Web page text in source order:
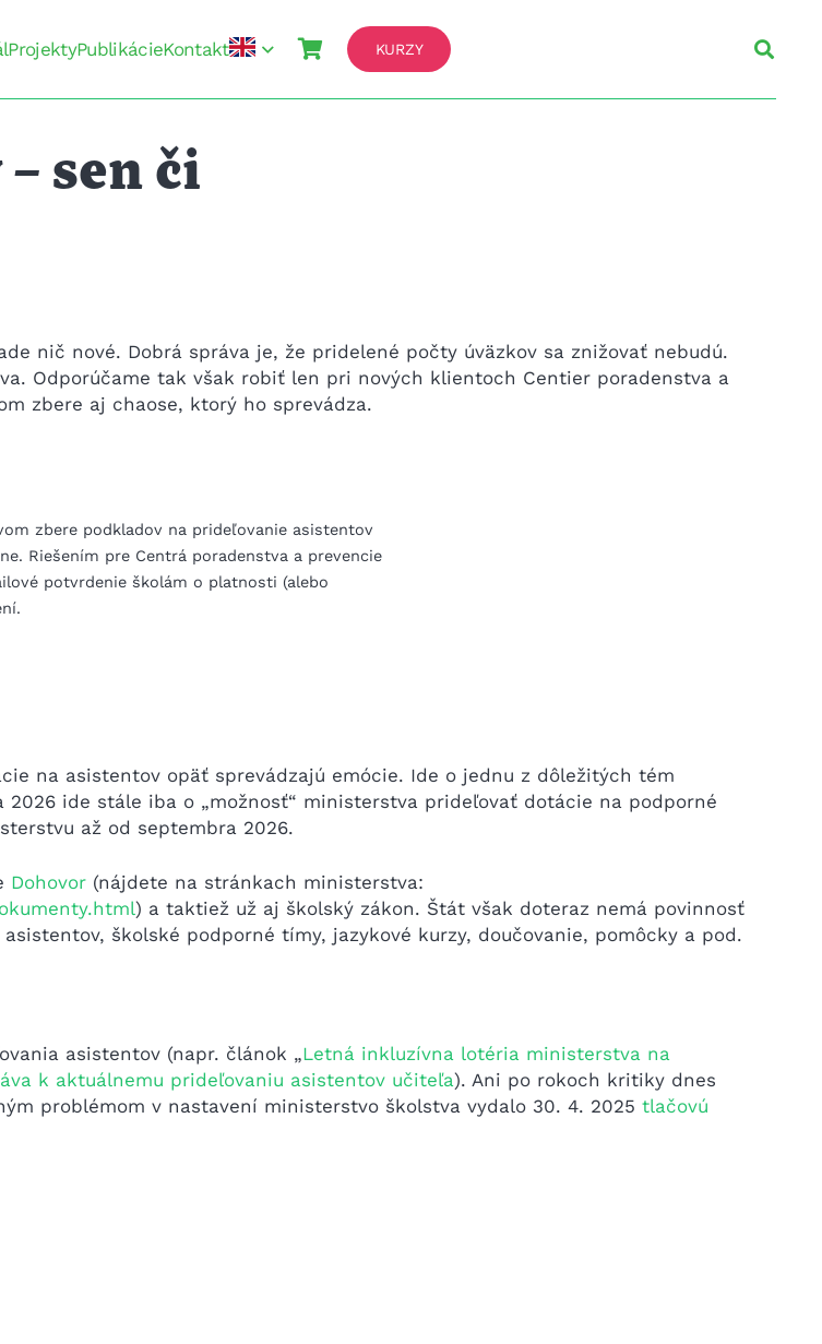
ProjektyPublikácieKontakt KURZY
sen či
nič nové. Dobrá správa je, že pridelené počty úväzkov sa znižovať nebudú.
Odporúčame tak však robiť len pri nových klientoch Centier poradenstva a
zbere aj chaose, ktorý ho sprevádza.
zbere podkladov na prideľovanie asistentov
Riešením pre Centrá poradenstva a prevencie
potvrdenie školám o platnosti (alebo
na asistentov opäť sprevádzajú emócie. Ide o jednu z dôležitých tém
ide stále iba o „možnosť“ ministerstva prideľovať dotácie na podporné
až od septembra 2026.
Dohovor(nájdete na stránkach ministerstva:
) a taktiež už aj školský zákon. Štát však doteraz nemá povinnosť
školské podporné tímy, jazykové kurzy, doučovanie, pomôcky a pod.
asistentov (napr. článok „Letná inkluzívna lotéria ministerstva na
k aktuálnemu prideľovaniu asistentov učiteľa). Ani po rokoch kritiky dnes
problémom v nastavení ministerstvo školstva vydalo 30. 4. 2025 tlačovú